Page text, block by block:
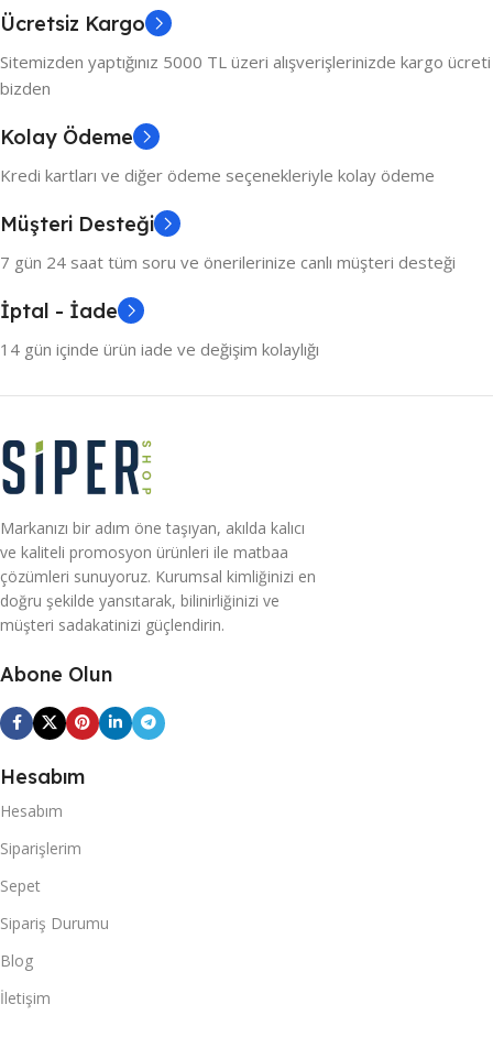
Ücretsiz Kargo
Sitemizden yaptığınız 5000 TL üzeri alışverişlerinizde kargo ücreti
bizden
Kolay Ödeme
Kredi kartları ve diğer ödeme seçenekleriyle kolay ödeme
Müşteri Desteği
7 gün 24 saat tüm soru ve önerilerinize canlı müşteri desteği
İptal - İade
14 gün içinde ürün iade ve değişim kolaylığı
Markanızı bir adım öne taşıyan, akılda kalıcı
ve kaliteli promosyon ürünleri ile matbaa
çözümleri sunuyoruz. Kurumsal kimliğinizi en
doğru şekilde yansıtarak, bilinirliğinizi ve
müşteri sadakatinizi güçlendirin.
Abone Olun
Hesabım
Hesabım
Siparişlerim
Sepet
Sipariş Durumu
Blog
İletişim